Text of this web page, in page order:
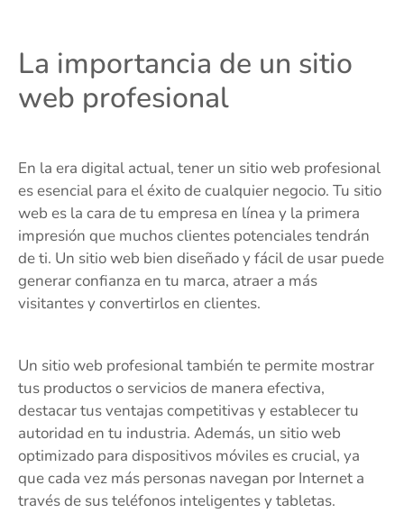
La importancia de un sitio
web profesional
En la era digital actual, tener un sitio web profesional
es esencial para el éxito de cualquier negocio. Tu sitio
web es la cara de tu empresa en línea y la primera
impresión que muchos clientes potenciales tendrán
de ti. Un sitio web bien diseñado y fácil de usar puede
generar confianza en tu marca, atraer a más
visitantes y convertirlos en clientes.
Un sitio web profesional también te permite mostrar
tus productos o servicios de manera efectiva,
destacar tus ventajas competitivas y establecer tu
autoridad en tu industria. Además, un sitio web
optimizado para dispositivos móviles es crucial, ya
que cada vez más personas navegan por Internet a
través de sus teléfonos inteligentes y tabletas.